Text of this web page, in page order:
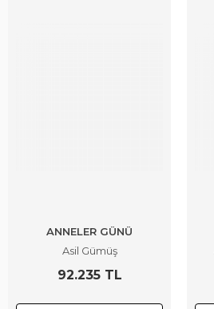
ANNELER GÜNÜ
Asil Gümüş
92.235 TL